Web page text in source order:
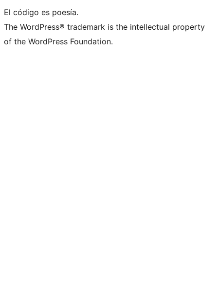
El código es poesía.
The WordPress® trademark is the intellectual property
of the WordPress Foundation.